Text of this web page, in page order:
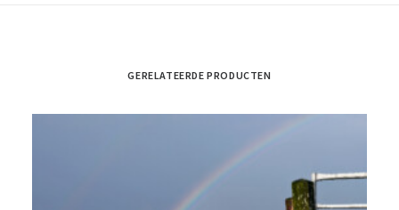
GERELATEERDE PRODUCTEN